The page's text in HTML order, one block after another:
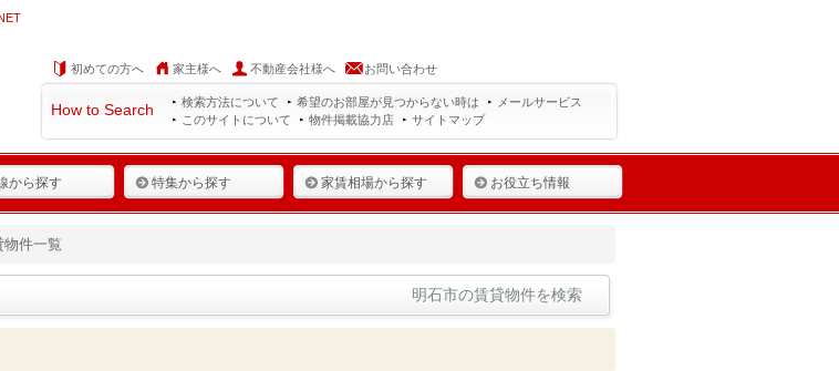
初めての方へ 家主様へ 不動産会社様へ お問い合わせ
How to Search 検索方法について 希望のお部屋が見つからない時は
メールサービス
このサイトについて
物件掲載協力店 サイトマップ
から探す 特集から探す 家賃相場から探す お役立ち情報
物件一覧
明石市の賃貸物件を検索